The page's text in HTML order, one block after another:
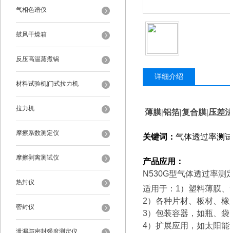
气相色谱仪
鼓风干燥箱
反压高温蒸煮锅
材料试验机|门式拉力机
拉力机
摩擦系数测定仪
摩擦剥离测试仪
热封仪
密封仪
泄漏与密封强度测定仪
详细介绍
薄膜|铝箔|复合膜|压差
关键词： 气体透过率测
产品应用：
N530G型气体透过率测
适用于：1）塑料薄膜
2）各种片材、板材、
3）包装容器，如瓶、
4）扩展应用，如太阳